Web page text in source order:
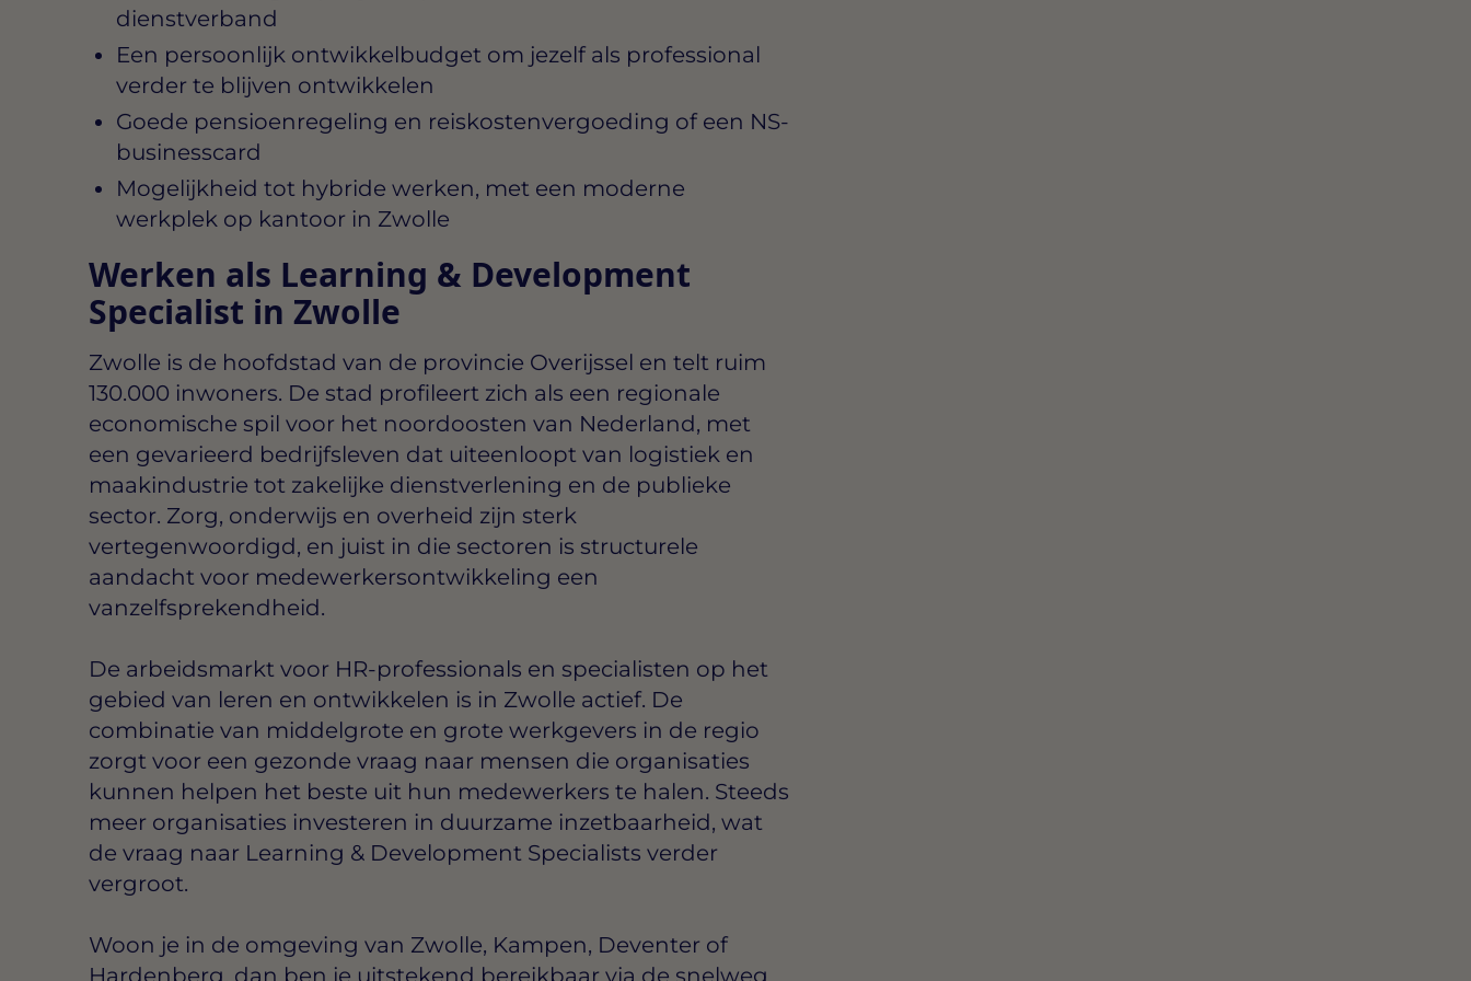
dienstverband
Een persoonlijk ontwikkelbudget om jezelf als professional
verder te blijven ontwikkelen
Goede pensioenregeling en reiskostenvergoeding of een NS-
businesscard
Mogelijkheid tot hybride werken, met een moderne
werkplek op kantoor in Zwolle
Werken als Learning & Development
Specialist in Zwolle
Zwolle is de hoofdstad van de provincie Overijssel en telt ruim
130.000 inwoners. De stad profileert zich als een regionale
economische spil voor het noordoosten van Nederland, met
een gevarieerd bedrijfsleven dat uiteenloopt van logistiek en
maakindustrie tot zakelijke dienstverlening en de publieke
sector. Zorg, onderwijs en overheid zijn sterk
vertegenwoordigd, en juist in die sectoren is structurele
aandacht voor medewerkersontwikkeling een
vanzelfsprekendheid.
De arbeidsmarkt voor HR-professionals en specialisten op het
gebied van leren en ontwikkelen is in Zwolle actief. De
combinatie van middelgrote en grote werkgevers in de regio
zorgt voor een gezonde vraag naar mensen die organisaties
kunnen helpen het beste uit hun medewerkers te halen. Steeds
meer organisaties investeren in duurzame inzetbaarheid, wat
de vraag naar Learning & Development Specialists verder
vergroot.
Woon je in de omgeving van Zwolle, Kampen, Deventer of
Hardenberg, dan ben je uitstekend bereikbaar via de snelweg